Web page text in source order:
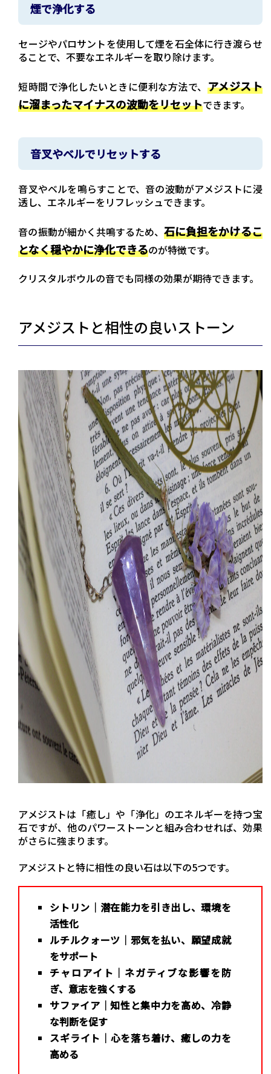
煙で浄化する
セージやパロサントを使用して煙を石全体に行き渡らせ
ることで、不要なエネルギーを取り除けます。
短時間で浄化したいときに便利な方法で、 アメジスト
に溜まったマイナスの波動をリセットできます。
音叉やベルでリセットする
音叉やベルを鳴らすことで、音の波動がアメジストに浸
透し、エネルギーをリフレッシュできます。
音の振動が細かく共鳴するため、石に負担をかけるこ
となく穏やかに浄化できるのが特徴です。
クリスタルボウルの音でも同様の効果が期待できます。
アメジストと相性の良いストーン
アメジストは「癒し」や「浄化」のエネルギーを持つ宝
石ですが、他のパワーストーンと組み合わせれば、効果
がさらに強まります。
アメジストと特に相性の良い石は以下の5つです。
シトリン｜潜在能力を引き出し、環境を
活性化
ルチルクォーツ｜邪気を払い、願望成就
をサポート
チャロアイト｜ネガティブな影響を防
ぎ、意志を強くする
サファイア｜知性と集中力を高め、冷静
な判断を促す
スギライト｜心を落ち着け、癒しの力を
高める